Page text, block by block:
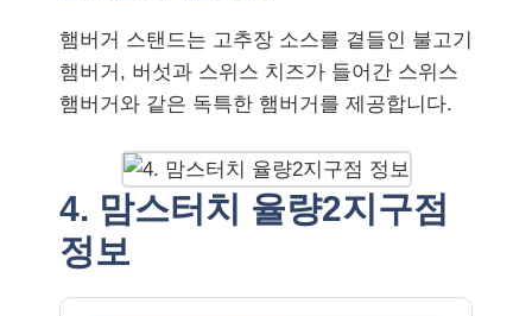
햄버거 스탠드는 고추장 소스를 곁들인 불고기
햄버거, 버섯과 스위스 치즈가 들어간 스위스
햄버거와 같은 독특한 햄버거를 제공합니다.
4. 맘스터치 율량2지구점
정보